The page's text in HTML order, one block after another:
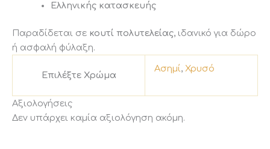
Ελληνικής κατασκευής
Παραδίδεται σε κουτί πολυτελείας, ιδανικό για δώρο
ή ασφαλή φύλαξη.
Επιλέξτε Χρώμα
Ασημί, Χρυσό
Αξιολογήσεις
Δεν υπάρχει καμία αξιολόγηση ακόμη.